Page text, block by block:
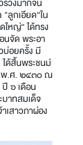
ลูกเอียด“ใน
หญ่“ ได้ทรง
นจัด พระอา
บ่อยครั้ง มี
ได้สิ้นพระชนม์
พ.ศ. ๒๔๓๐ ณ
๖ เดือน
บาทสมเด็จ
เสาวภาผ่อง